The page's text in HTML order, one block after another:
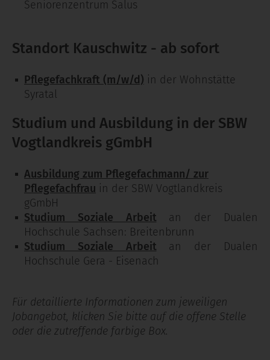
Seniorenzentrum Salus
Standort Kauschwitz - ab sofort
Pflegefachkraft (m/w/d) in der Wohnstätte
Syratal
Studium und Ausbildung in der SBW
Vogtlandkreis gGmbH
Ausbildung zum Pflegefachmann/ zur
Pflegefachfrau in der SBW Vogtlandkreis
gGmbH
Studium Soziale Arbeit an der Dualen
Hochschule Sachsen: Breitenbrunn
Studium Soziale Arbeit an der Dualen
Hochschule Gera - Eisenach
Für detaillierte Informationen zum jeweiligen
Jobangebot, klicken Sie bitte auf die offene Stelle
oder die zutreffende farbige Box.